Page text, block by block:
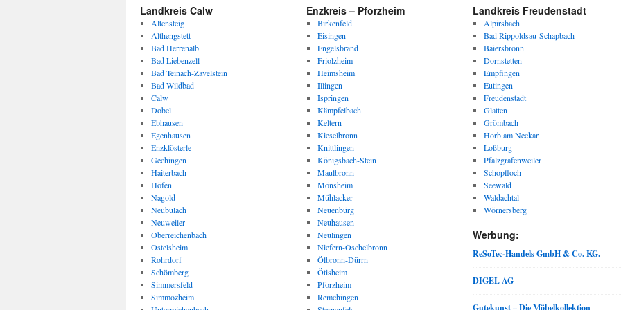
Landkreis Calw
Altensteig
Althengstett
Bad Herrenalb
Bad Liebenzell
Bad Teinach-Zavelstein
Bad Wildbad
Calw
Dobel
Ebhausen
Egenhausen
Enzklösterle
Gechingen
Haiterbach
Höfen
Nagold
Neubulach
Neuweiler
Oberreichenbach
Ostelsheim
Rohrdorf
Schömberg
Simmersfeld
Simmozheim
Enzkreis – Pforzheim
Birkenfeld
Eisingen
Engelsbrand
Friolzheim
Heimsheim
Illingen
Ispringen
Kämpfelbach
Keltern
Kieselbronn
Knittlingen
Königsbach-Stein
Maulbronn
Mönsheim
Mühlacker
Neuenbürg
Neuhausen
Neulingen
Niefern-Öschelbronn
Ölbronn-Dürrn
Ötisheim
Pforzheim
Remchingen
Landkreis Freudenstadt
Alpirsbach
Bad Rippoldsau-Schapbach
Baiersbronn
Dornstetten
Empfingen
Eutingen
Freudenstadt
Glatten
Grömbach
Horb am Neckar
Loßburg
Pfalzgrafenweiler
Schopfloch
Seewald
Waldachtal
Wörnersberg
Werbung:
ReSoTec-Handels GmbH & Co. KG.
DIGEL AG
Gutekunst – Die Möbelkollektion